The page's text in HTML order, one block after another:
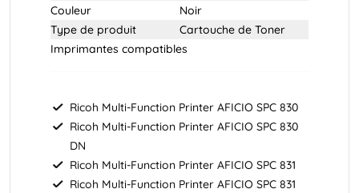
Couleur
Noir
Type de produit
Cartouche de Toner
Imprimantes compatibles
Ricoh Multi-Function Printer AFICIO SPC 830
Ricoh Multi-Function Printer AFICIO SPC 830
DN
Ricoh Multi-Function Printer AFICIO SPC 831
Ricoh Multi-Function Printer AFICIO SPC 831